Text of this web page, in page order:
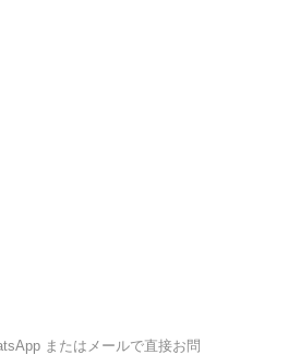
またはメールで直接お問